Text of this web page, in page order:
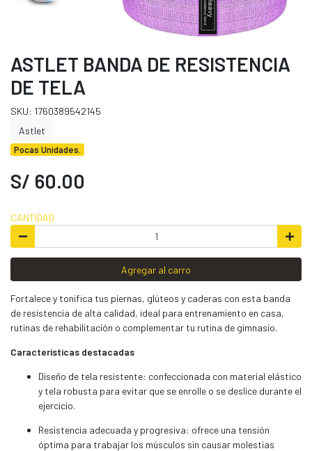
ASTLET BANDA DE RESISTENCIA
DE TELA
SKU: 1760389542145
Astlet
Pocas Unidades.
S/ 60.00
CANTIDAD
Agregar al carro
Fortalece y tonifica tus piernas, glúteos y caderas con esta banda
de resistencia de alta calidad, ideal para entrenamiento en casa,
rutinas de rehabilitación o complementar tu rutina de gimnasio.
Características destacadas
Diseño de tela resistente: confeccionada con material elástico
y tela robusta para evitar que se enrolle o se deslice durante el
ejercicio.
Resistencia adecuada y progresiva: ofrece una tensión
óptima para trabajar los músculos sin causar molestias